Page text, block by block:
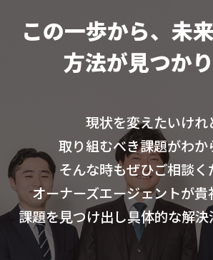
この一歩から、未
方法が見つか
現状を変えたいけれ
取り組むべき課題がわか
そんな時もぜひご相談く
オーナーズエージェントが貴
課題を見つけ出し具体的な解決